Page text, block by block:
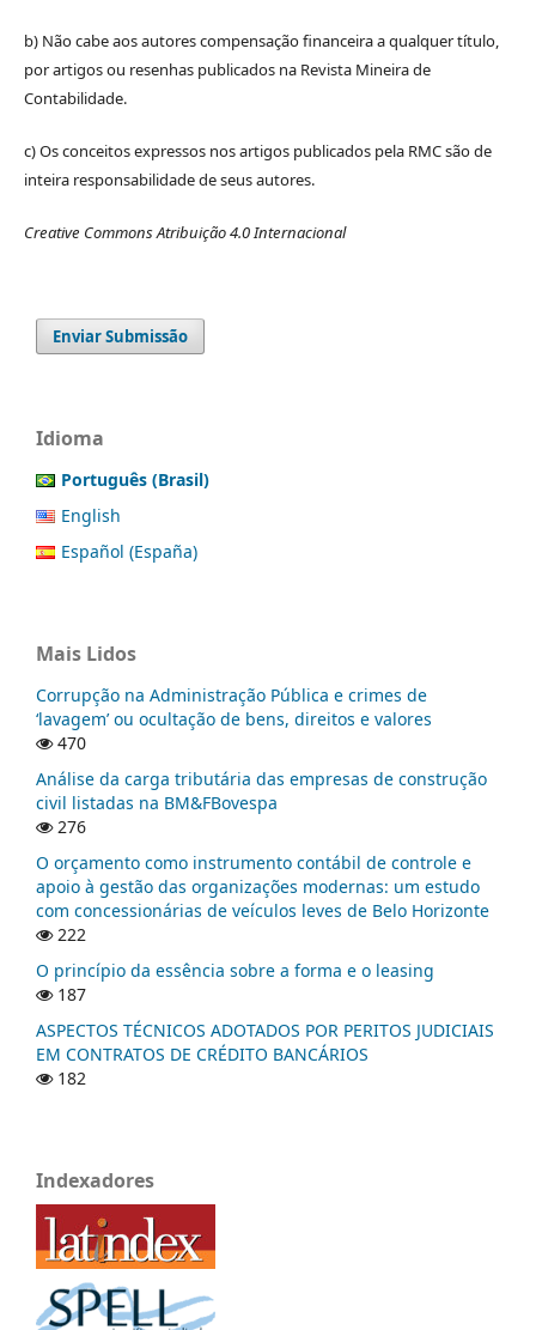
b) Não cabe aos autores compensação financeira a qualquer título,
por artigos ou resenhas publicados na Revista Mineira de
Contabilidade.
c) Os conceitos expressos nos artigos publicados pela RMC são de
inteira responsabilidade de seus autores.
Creative Commons Atribuição 4.0 Internacional
Enviar Submissão
Idioma
Português (Brasil)
English
Español (España)
Mais Lidos
Corrupção na Administração Pública e crimes de
‘lavagem’ ou ocultação de bens, direitos e valores
470
Análise da carga tributária das empresas de construção
civil listadas na BM&FBovespa
276
O orçamento como instrumento contábil de controle e
apoio à gestão das organizações modernas: um estudo
com concessionárias de veículos leves de Belo Horizonte
222
O princípio da essência sobre a forma e o leasing
187
ASPECTOS TÉCNICOS ADOTADOS POR PERITOS JUDICIAIS
EM CONTRATOS DE CRÉDITO BANCÁRIOS
182
Indexadores